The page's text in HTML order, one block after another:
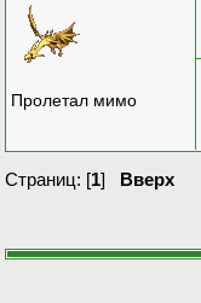
Пролетал мимо
Страниц: [1] Вверх